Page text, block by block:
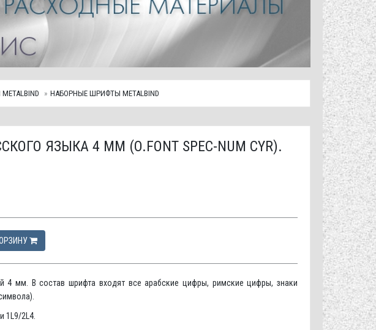
НАБОРНЫЕ ШРИФТЫ METALBIND
ЯЗЫКА 4 ММ (O.FONT SPEC-NUM CYR).
4 мм. В состав шрифта входят все арабские цифры, римские цифры, знаки
1L9/2L4.